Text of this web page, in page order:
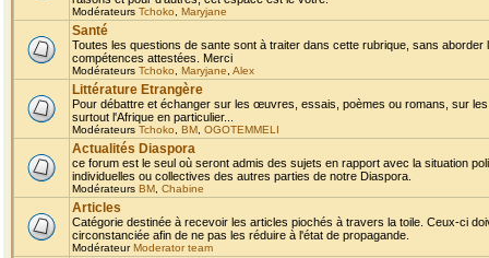
Modérateurs Tchoko Maryjane
Santé
Toutes les questions de sante sont à traiter dans cette rubrique, sans
compétences attestées. Merci
Modérateurs Tchoko Maryjane Alex
Littérature Etrangère
Pour débattre et échanger sur les œuvres, essais, poèmes ou romans, sur
surtout l'Afrique en particulier...
Modérateurs Tchoko BM OGOTEMMELI
Actualités Diaspora
ce forum est le seul où seront admis des sujets en rapport avec la situation
individuelles ou collectives des autres parties de notre Diaspora.
Modérateurs BM Chabine
Articles
Catégorie destinée à recevoir les articles piochés à travers la toile. Ceux-ci
circonstanciée afin de ne pas les réduire à l'état de propagande.
ModérateurModerator team